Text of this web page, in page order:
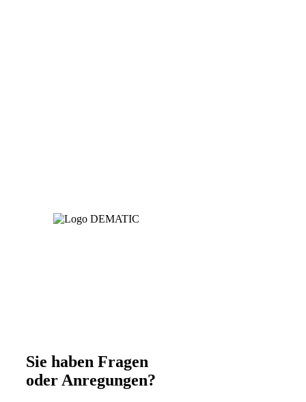
Sie haben Fragen
oder Anregungen?